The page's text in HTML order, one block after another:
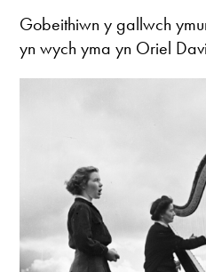
Gobeithiwn y gallwch
yn wych yma yn Oriel